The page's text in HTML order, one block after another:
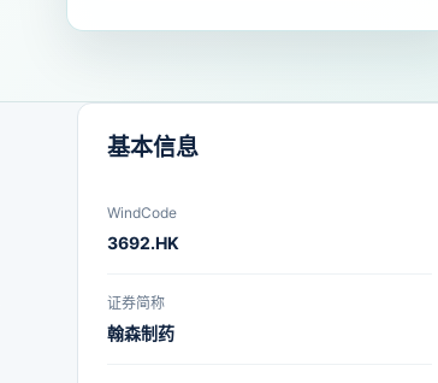
基本信息
WindCode
3692.HK
证券简称
翰森制药